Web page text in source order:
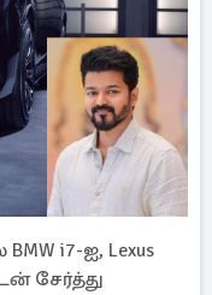
i7-ஐ, Lexus
சேர்த்து